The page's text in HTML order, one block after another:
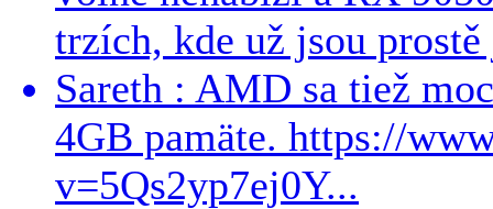
trzích, kde už jsou
Sareth : AMD sa tiež
4GB pamäte. https://
v=5Qs2yp7ej0Y...